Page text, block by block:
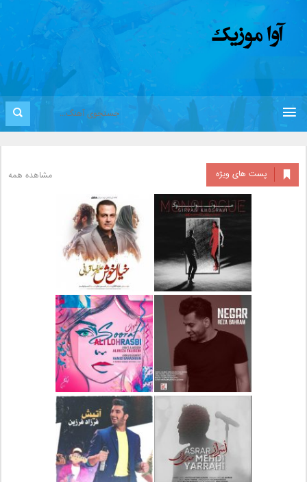
پست های ویژه مشاهده همه
دانلود آلبوم جدید سیروان
خسروی بنام مونولوگ
دانلود آهنگ جدید علیرضا
قربانی بنام خیال خوش
دانلود آهنگ جدید رضا
بهرام بنام نگار
دانلود آهنگ جدید علی
لهراسبی بنام صورت